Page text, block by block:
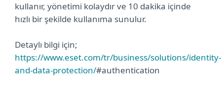
kullanır, yönetimi kolaydır ve 10 dakika içinde
hızlı bir şekilde kullanıma sunulur.
Detaylı bilgi için;
https://www.eset.com/tr/business/solutions/identity-
and-data-protection/#authentication